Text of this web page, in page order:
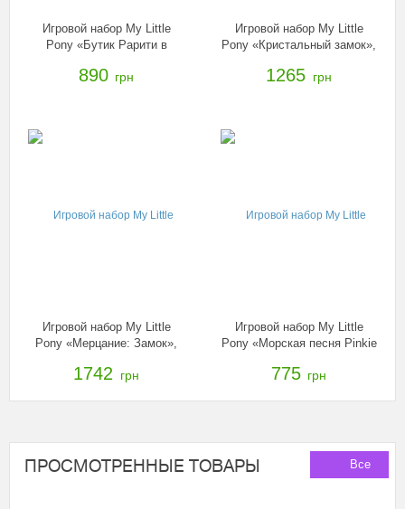
Игровой набор My Little
Pony «Бутик Рарити в
890 грн
Игровой набор My Little
Pony «Кристальный замок»,
1265 грн
Игровой набор My Little
Pony «Мерцание: Замок»,
1742 грн
Игровой набор My Little
Pony «Морская песня Pinkie
775 грн
ПРОСМОТРЕННЫЕ ТОВАРЫ Все